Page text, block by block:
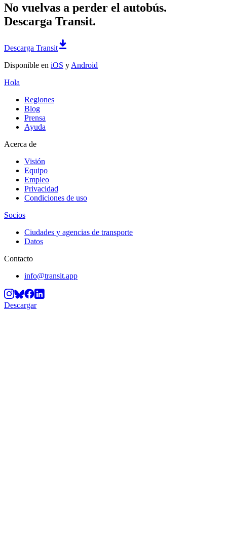
No vuelvas a perder el autobús.
Descarga Transit.
Descarga Transit
Disponible en iOS y Android
Hola
Regiones
Blog
Prensa
Ayuda
Acerca de
Visión
Equipo
Empleo
Privacidad
Condiciones de uso
Socios
Ciudades y agencias de transporte
Datos
Contacto
info@transit.app
Descargar